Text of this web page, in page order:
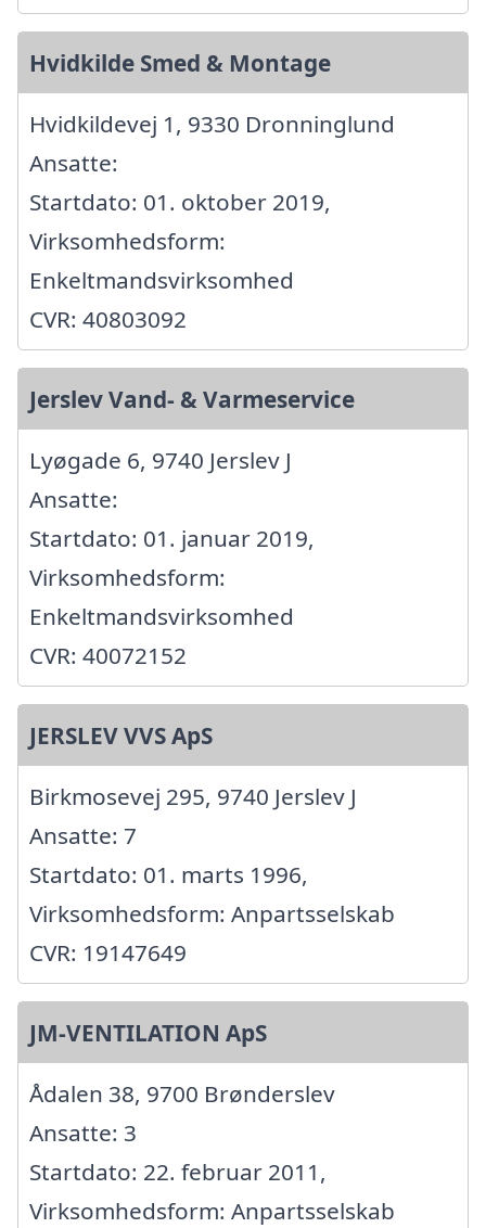
Hvidkilde Smed & Montage
Hvidkildevej 1, 9330 Dronninglund
Ansatte:
Startdato: 01. oktober 2019,
Virksomhedsform:
Enkeltmandsvirksomhed
CVR: 40803092
Jerslev Vand- & Varmeservice
Lyøgade 6, 9740 Jerslev J
Ansatte:
Startdato: 01. januar 2019,
Virksomhedsform:
Enkeltmandsvirksomhed
CVR: 40072152
JERSLEV VVS ApS
Birkmosevej 295, 9740 Jerslev J
Ansatte: 7
Startdato: 01. marts 1996,
Virksomhedsform: Anpartsselskab
CVR: 19147649
JM-VENTILATION ApS
Ådalen 38, 9700 Brønderslev
Ansatte: 3
Startdato: 22. februar 2011,
Virksomhedsform: Anpartsselskab